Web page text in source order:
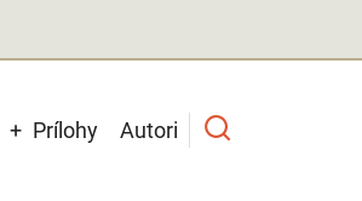
Prílohy Autori